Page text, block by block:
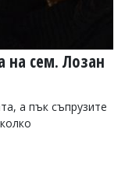
на сем. Лозан
а пък съпрузите